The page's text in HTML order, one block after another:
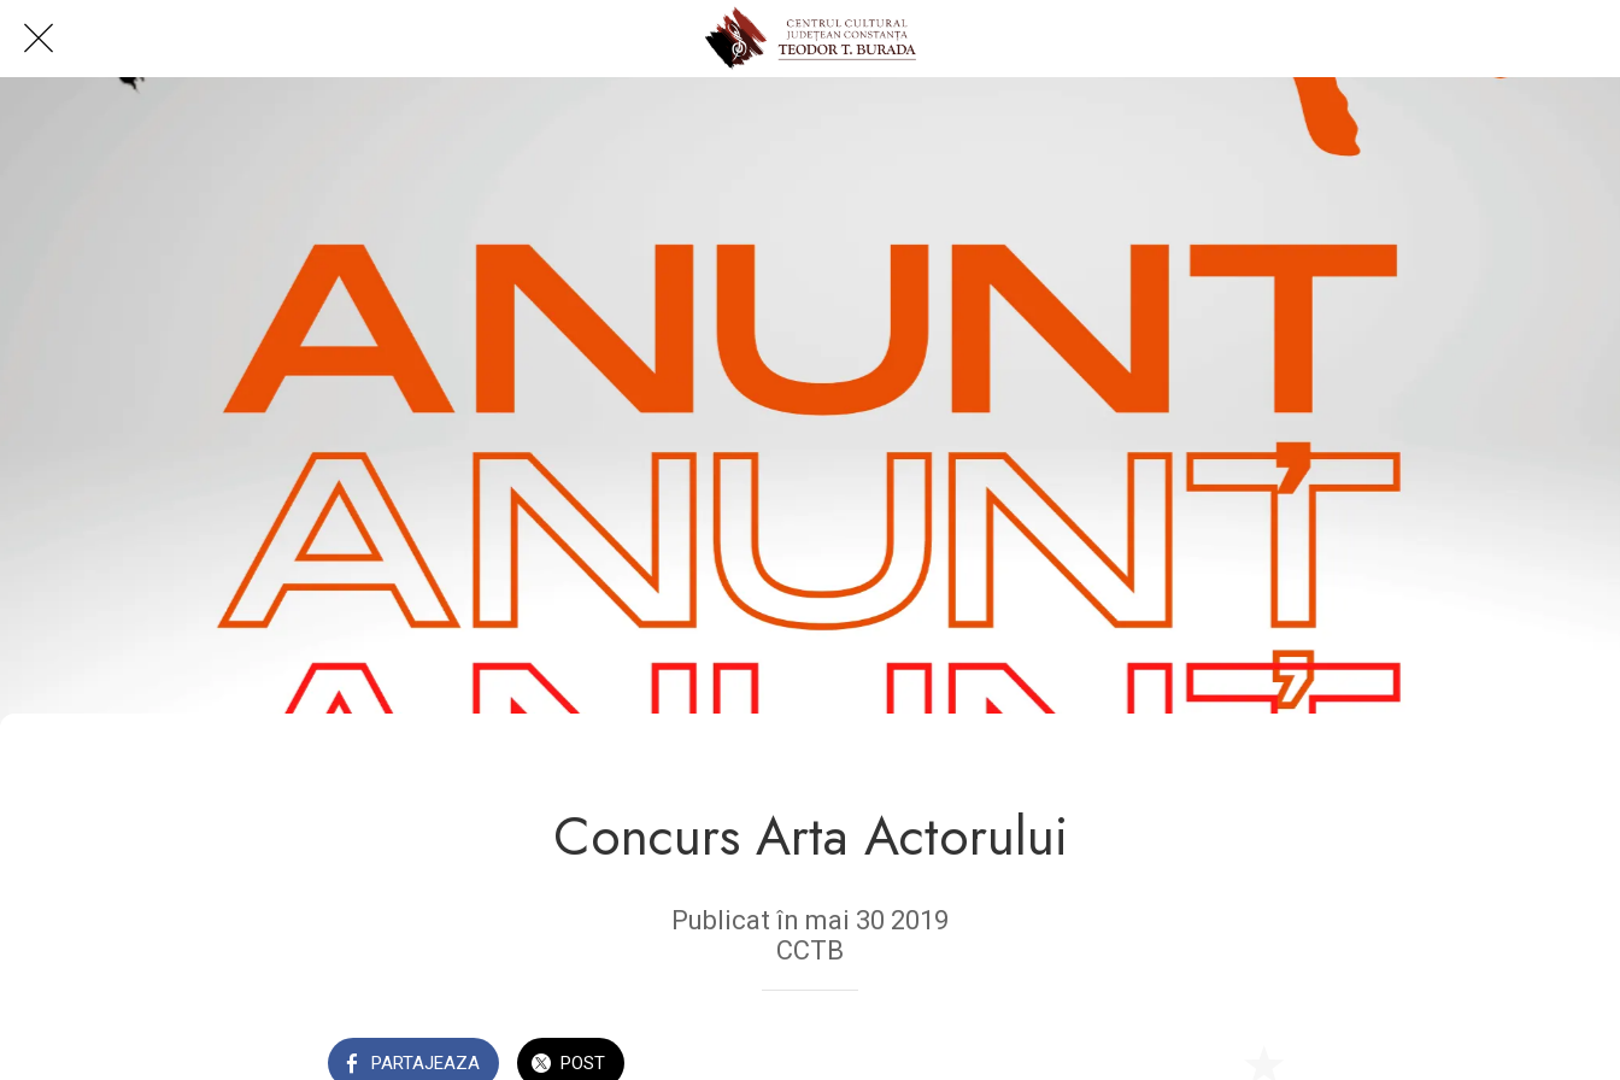
Concurs Arta Actorului
Publicat în mai 30 2019
CCTB
PARTAJEAZA POST
Centrul Burada 🇷🇴 🇬🇧 🇫🇷